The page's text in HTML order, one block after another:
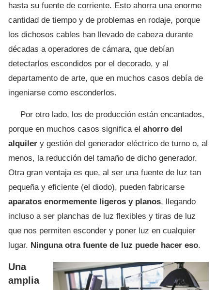
hasta su fuente de corriente. Esto ahorra una enorme
cantidad de tiempo y de problemas en rodaje, porque
los dichosos cables han llevado de cabeza durante
décadas a operadores de cámara, que debían
detectarlos escondidos por el decorado, y al
departamento de arte, que en muchos casos debía de
ingeniarse como esconderlos.
Por otro lado, los de producción están encantados,
porque en muchos casos significa el ahorro del
alquiler y gestión del generador eléctrico de turno o, al
menos, la reducción del tamaño de dicho generador.
Otra gran ventaja es que, al ser una fuente de luz tan
pequeña y eficiente (el diodo), pueden fabricarse
aparatos enormemente ligeros y planos, llegando
incluso a ser planchas de luz flexibles y tiras de luz
que nos permiten esconder y poner luz en cualquier
lugar. Ninguna otra fuente de luz puede hacer eso.
Una
amplia